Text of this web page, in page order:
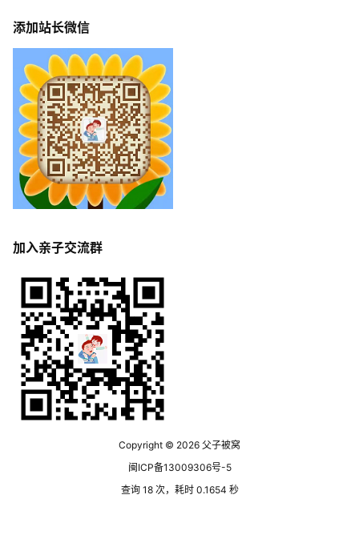
添加站长微信
加入亲子交流群
Copyright © 2026 父子被窝
闽ICP备13009306号-5
查询 18 次，耗时 0.1654 秒